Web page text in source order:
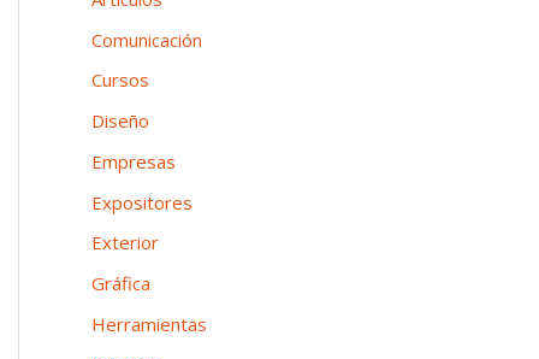
n
e
a
:
Comunicación
Cursos
Diseño
Empresas
Expositores
Exterior
Gráfica
Herramientas